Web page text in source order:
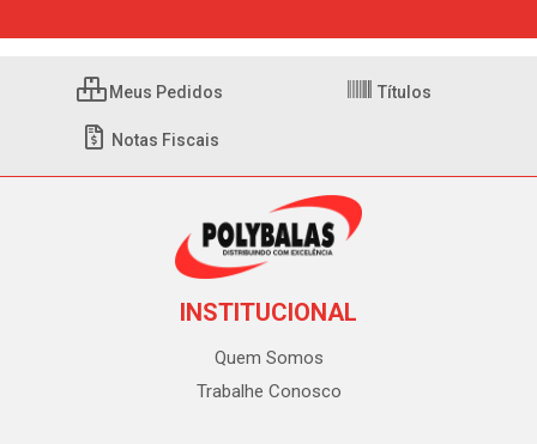
Meus Pedidos Títulos
Notas Fiscais
INSTITUCIONAL
Quem Somos
Trabalhe Conosco